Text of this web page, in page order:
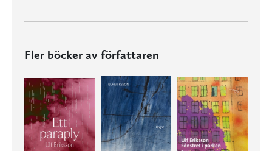
Fler böcker av författaren